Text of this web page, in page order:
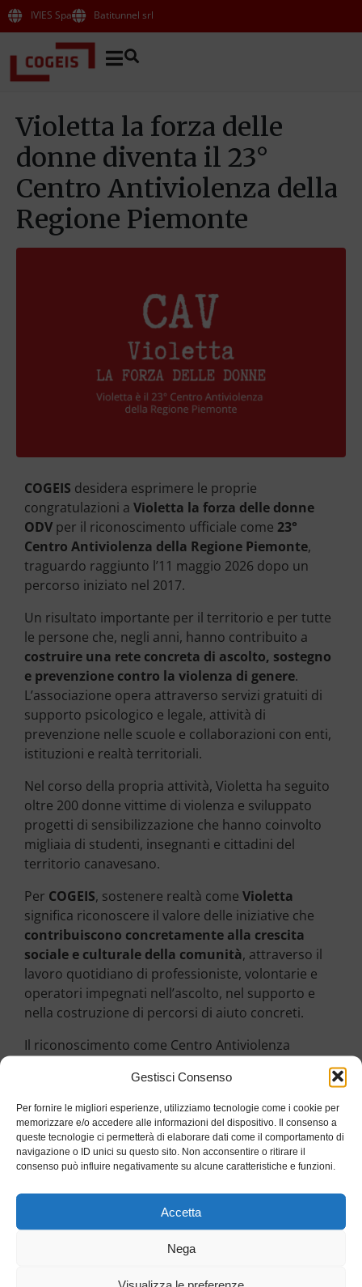
Gestisci Consenso
Per fornire le migliori esperienze, utilizziamo tecnologie come i cookie per
memorizzare e/o accedere alle informazioni del dispositivo. Il consenso a
queste tecnologie ci permetterà di elaborare dati come il comportamento di
navigazione o ID unici su questo sito. Non acconsentire o ritirare il
consenso può influire negativamente su alcune caratteristiche e funzioni.
Accetta
Nega
Visualizza le preferenze
IVIES Spa Batitunnel srl
Violetta la forza delle
donne diventa il 23°
Centro Antiviolenza della
Regione Piemonte
COGEIS desidera esprimere le proprie
congratulazioni a Violetta la forza delle donne
ODV per il riconoscimento ufficiale come 23°
Centro Antiviolenza della Regione Piemonte,
traguardo raggiunto l’11 maggio 2026 dopo un
percorso iniziato nel 2017.
Un risultato importante per il territorio e per tutte
le persone che, negli anni, hanno contribuito a
costruire una rete concreta di ascolto, sostegno
e prevenzione contro la violenza di genere.
L’associazione opera attraverso servizi gratuiti di
supporto psicologico e legale, attività di
prevenzione nelle scuole e collaborazioni con enti,
istituzioni e realtà territoriali.
Nel corso della propria attività, Violetta ha seguito
oltre 200 donne vittime di violenza e sviluppato
progetti di sensibilizzazione che hanno coinvolto
migliaia di studenti, insegnanti e cittadini del
territorio canavesano.
Per COGEIS, sostenere realtà come Violetta
significa riconoscere il valore delle iniziative che
contribuiscono concretamente alla crescita
sociale e culturale della comunità, attraverso il
lavoro quotidiano di professioniste, volontarie e
operatori impegnati nell’ascolto, nel supporto e
nella costruzione di percorsi di aiuto concreti.
Il riconoscimento come Centro Antiviolenza
traguardo istituzionale, ma anche la conferma
dellaqualità e della continuità del lavoro svolto
negli anni dall’associazione sul territorio.
canavese